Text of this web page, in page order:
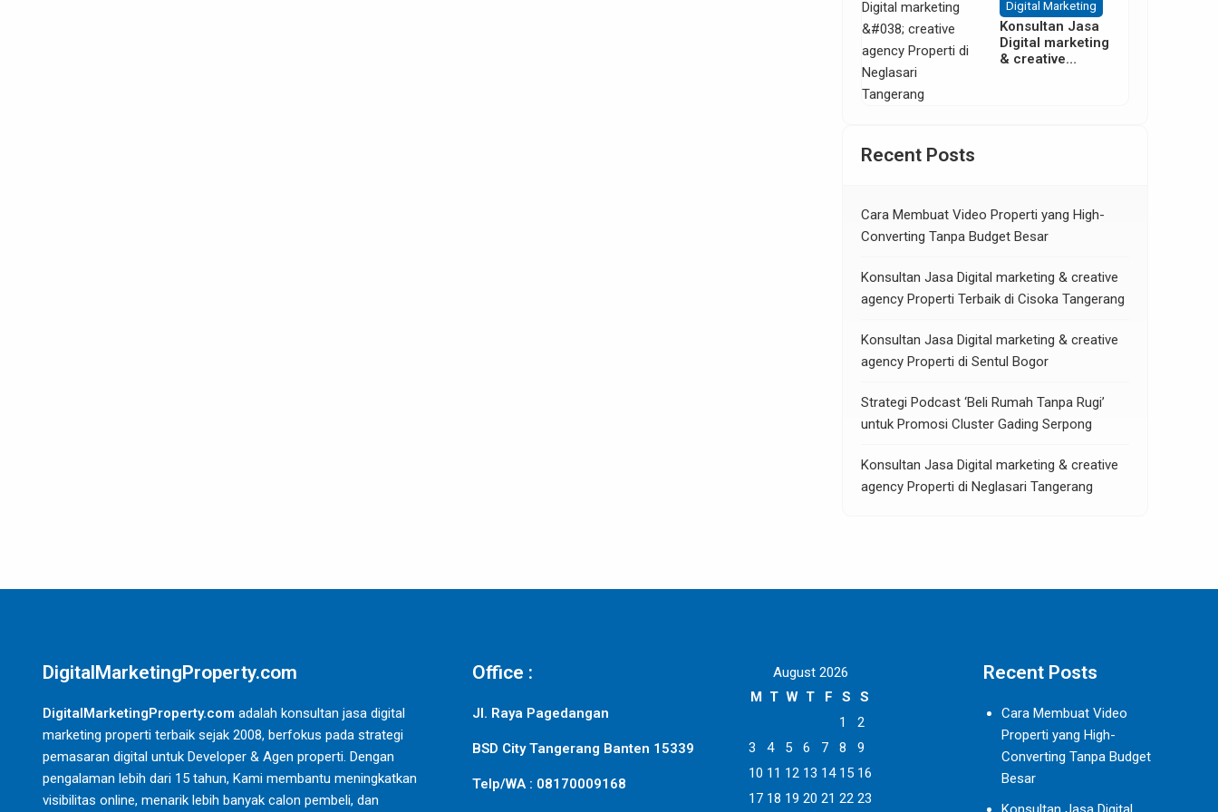
Digital Marketing
Konsultan Jasa
Digital marketing
& creative
Recent Posts
Cara Membuat Video Properti yang High-
Converting Tanpa Budget Besar
Konsultan Jasa Digital marketing & creative
agency Properti Terbaik di Cisoka Tangerang
Konsultan Jasa Digital marketing & creative
agency Properti di Sentul Bogor
Strategi Podcast ‘Beli Rumah Tanpa Rugi’
untuk Promosi Cluster Gading Serpong
Konsultan Jasa Digital marketing & creative
agency Properti di Neglasari Tangerang
DigitalMarketingProperty.com
DigitalMarketingProperty.com adalah konsultan jasa digital
marketing properti terbaik sejak 2008, berfokus pada strategi
pemasaran digital untuk Developer & Agen properti. Dengan
pengalaman lebih dari 15 tahun, Kami membantu meningkatkan
visibilitas online, menarik lebih banyak calon pembeli, dan
Office :
Jl. Raya Pagedangan
BSD City Tangerang Banten 15339
Telp/WA : 08170009168
August 2026
M T W T F S
S
1
2
3
4 5 6 7 8
9
10 11 12 13 14 15 16
17 18 19 20 21 22 23
Recent Posts
Cara Membuat Video
Properti yang High-
Converting Tanpa Budget
Besar